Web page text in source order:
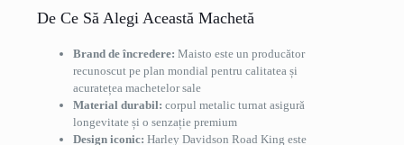
De Ce Să Alegi Această Machetă
Brand de încredere: Maisto este un producător
recunoscut pe plan mondial pentru calitatea și
acuratețea machetelor sale
Material durabil: corpul metalic turnat asigură
longevitate și o senzație premium
Design iconic: Harley Davidson Road King este